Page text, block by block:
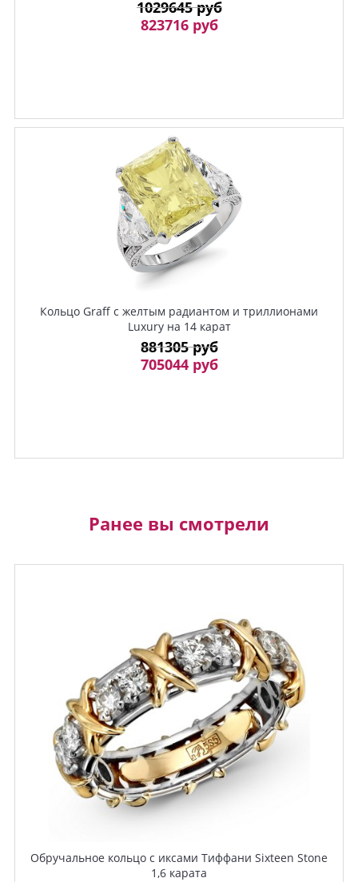
1029645 руб
823716 руб
Кольцо Graff с желтым радиантом и триллионами
Luxury на 14 карат
881305 руб
705044 руб
Ранее вы смотрели
Обручальное кольцо с иксами Тиффани Sixteen Stone
1,6 карата